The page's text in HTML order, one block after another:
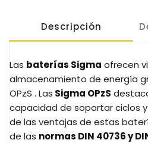
Descripción
Las baterías Sigma ofrecen
almacenamiento de energía
OPzS . Las Sigma OPzS
capacidad de soportar ciclos
de las ventajas de estas
de las normas DIN 40736 y